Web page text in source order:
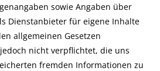
sowie Angaben über
Dienstanbieter für eigene Inhalte
allgemeinen Gesetzen
nicht verpflichtet, die uns
fremden Informationen zu